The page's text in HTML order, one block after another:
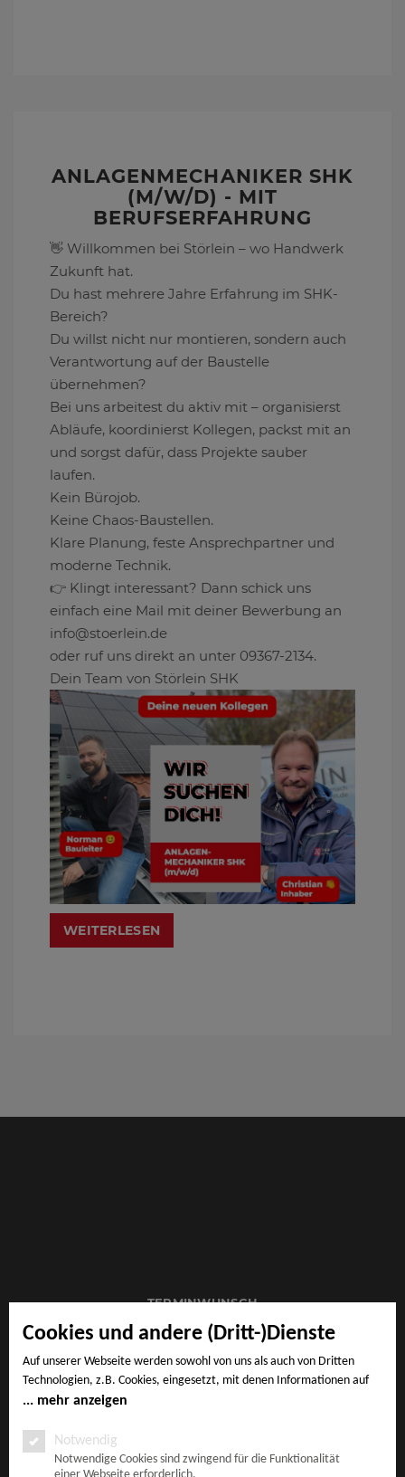
Cookies und andere (Dritt-)Dienste
Auf unserer Webseite werden sowohl von uns als auch von Dritten
Technologien, z.B. Cookies, eingesetzt, mit denen Informationen auf
Ihrem Endgerät gespeichert und/oder von Ihrem Endgerät abgerufen
Notwendige Cookies, Analyse-, Marketing- und Statistik-Cookies. Bei
den notwendigen Cookies handelt es sich um solche, die technisch
mehr anzeigen
Notwendig
Notwendige Cookies sind zwingend für die Funktionalität
ANLAGENMECHANIKER SHK
(M/W/D) - MIT
BERUFSERFAHRUNG
👋 Willkommen bei Störlein – wo Handwerk
Zukunft hat.
Du hast mehrere Jahre Erfahrung im SHK-
Bereich?
Du willst nicht nur montieren, sondern auch
Verantwortung auf der Baustelle
übernehmen?
Bei uns arbeitest du aktiv mit – organisierst
Abläufe, koordinierst Kollegen, packst mit an
und sorgst dafür, dass Projekte sauber
laufen.
Kein Bürojob.
Keine Chaos-Baustellen.
Klare Planung, feste Ansprechpartner und
moderne Technik.
👉 Klingt interessant? Dann schick uns
einfach eine Mail mit deiner Bewerbung an
info@stoerlein.de
oder ruf uns direkt an unter 09367-2134.
Dein Team von Störlein SHK
WEITERLESEN
TERMINWUNSCH
IMPRESSUM
AGB